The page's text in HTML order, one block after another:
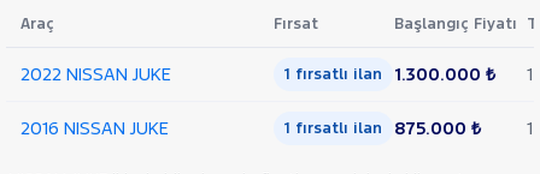
KIA
Araç
Cinsleri
Kasa
Tipi
Aktarma
Araç Fırsat Başlangıç Fiyatı
2022 NISSAN JUKE 1 fırsatlı ilan 1.300.000 ₺ 1
2016 NISSAN JUKE 1 fırsatlı ilan 875.000 ₺ 1